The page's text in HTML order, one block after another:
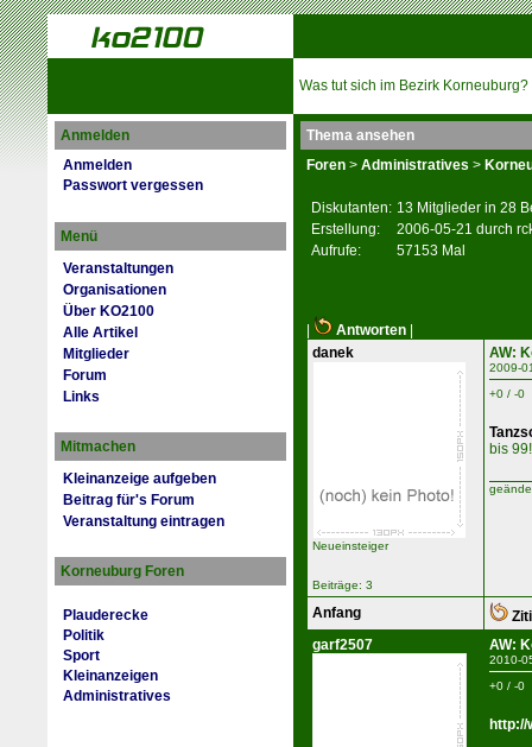
Was tut sich im Bezirk Korneuburg?
Anmelden
Anmelden
Passwort vergessen
Menü
Veranstaltungen
Organisationen
Über KO2100
Alle Artikel
Mitglieder
Forum
Links
Mitmachen
Kleinanzeige aufgeben
Beitrag für's Forum
Veranstaltung eintragen
Korneuburg Foren
Plauderecke
Politik
Sport
Kleinanzeigen
Administratives
Thema ansehen
Foren > Administratives >
Diskutanten: 13 Mitglieder in 28
Erstellung:
2006-05-21 durch
Aufrufe:
57153 Mal
Antworten
danek
Neueinsteiger
Beiträge: 3
AW:
2009-
+0 / -0
bis 99!
Anfang
garf2507
AW:
2010-
+0 / -0
http://